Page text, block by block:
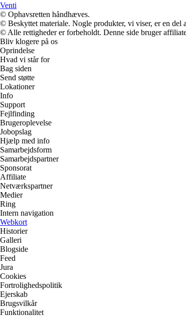
Venti
© Ophavsretten håndhæves.
© Beskyttet materiale. Nogle produkter, vi viser, er en del
© Alle rettigheder er forbeholdt. Denne side bruger
Bliv klogere på os
Oprindelse
Hvad vi står for
Bag siden
Send støtte
Lokationer
Info
Support
Fejlfinding
Brugeroplevelse
Jobopslag
Hjælp med info
Samarbejdsform
Samarbejdspartner
Sponsorat
Affiliate
Netværkspartner
Medier
Ring
Intern navigation
Webkort
Historier
Galleri
Blogside
Feed
Jura
Cookies
Fortrolighedspolitik
Ejerskab
Brugsvilkår
Funktionalitet